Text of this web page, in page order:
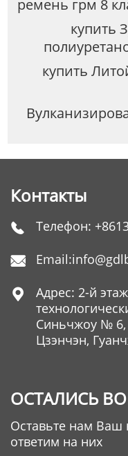
ремень грм 8
купить
купить
Контакты
 Телефон:
 Email:

Адрес: 2-й
Синьчжоу № 6,
Цзэнчэн,
ОСТАЛИСЬ
Оставьте нам
ответим на них